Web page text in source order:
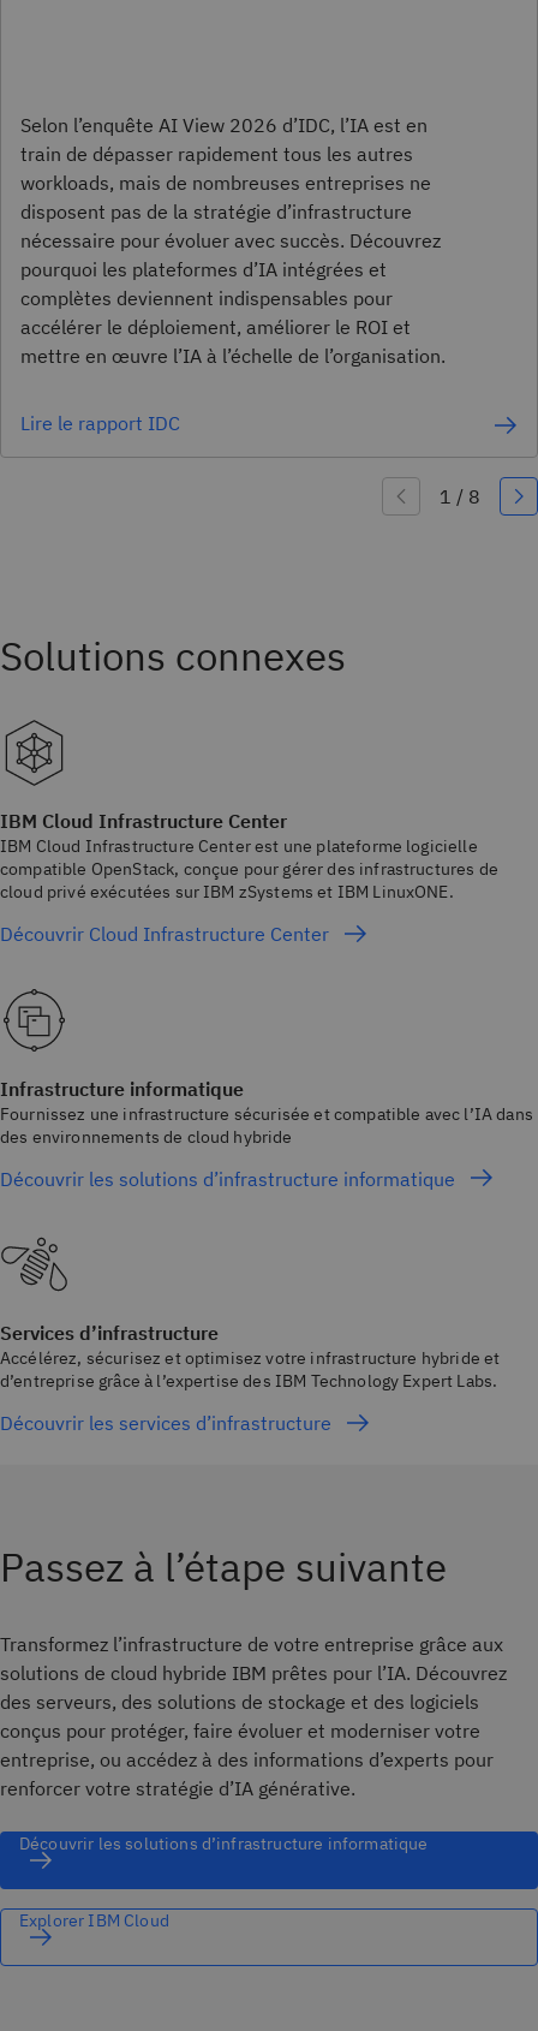
Selon l’enquête AI View 2026 d’IDC, l’IA est en
train de dépasser rapidement tous les autres
workloads, mais de nombreuses entreprises ne
disposent pas de la stratégie d’infrastructure
nécessaire pour évoluer avec succès. Découvrez
pourquoi les plateformes d’IA intégrées et
complètes deviennent indispensables pour
accélérer le déploiement, améliorer le ROI et
mettre en œuvre l’IA à l’échelle de l’organisation.
Lire le rapport IDC
IBM Cloud Infrastructure Center
IBM Cloud Infrastructure Center est une plateforme logicielle
compatible OpenStack, conçue pour gérer des infrastructures de
cloud privé exécutées sur IBM zSystems et IBM LinuxONE.
Découvrir Cloud Infrastructure Center
Infrastructure informatique
Fournissez une infrastructure sécurisée et compatible avec l’IA dans
des environnements de cloud hybride
Découvrir les solutions d’infrastructure informatique
Services d’infrastructure
Accélérez, sécurisez et optimisez votre infrastructure hybride et
d’entreprise grâce à l’expertise des IBM Technology Expert Labs.
Découvrir les services d’infrastructure
Passez à l’étape suivante
Transformez l’infrastructure de votre entreprise grâce aux
solutions de cloud hybride IBM prêtes pour l’IA. Découvrez
des serveurs, des solutions de stockage et des logiciels
conçus pour protéger, faire évoluer et moderniser votre
entreprise, ou accédez à des informations d’experts pour
renforcer votre stratégie d’IA générative.
Découvrir les solutions d’infrastructure informatique
Explorer IBM Cloud